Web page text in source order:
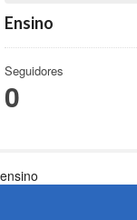
Ensino
Seguidores
0
ensino